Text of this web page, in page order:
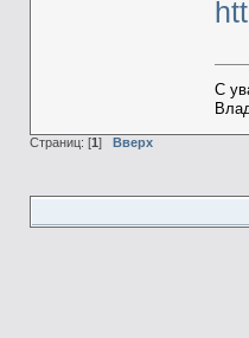
С
Страниц: [1] Вверх